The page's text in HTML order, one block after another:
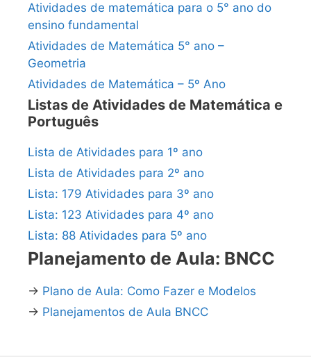
Atividades de matemática para o 5° ano do
ensino fundamental
Atividades de Matemática 5° ano –
Geometria
Atividades de Matemática – 5º Ano
Listas de Atividades de Matemática e
Português
Lista de Atividades para 1º ano
Lista de Atividades para 2º ano
Lista: 179 Atividades para 3º ano
Lista: 123 Atividades para 4º ano
Lista: 88 Atividades para 5º ano
Planejamento de Aula: BNCC
→ Plano de Aula: Como Fazer e Modelos
→ Planejamentos de Aula BNCC